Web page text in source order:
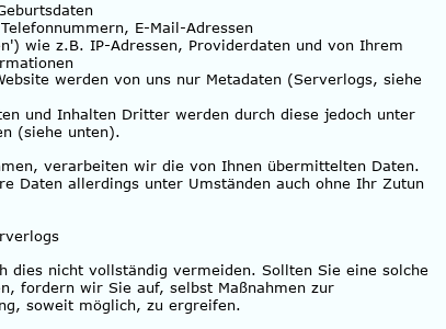
E-Mail-Adressen
wie z.B. IP-Adressen, Providerdaten und von Ihrem
werden von uns nur Metadaten (Serverlogs, siehe
und Inhalten Dritter werden durch diese jedoch unter
(siehe unten).
verarbeiten wir die von Ihnen übermittelten Daten.
Daten allerdings unter Umständen auch ohne Ihr Zutun
dies nicht vollständig vermeiden. Sollten Sie eine solche
fordern wir Sie auf, selbst Maßnahmen zur
soweit möglich, zu ergreifen.